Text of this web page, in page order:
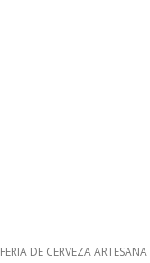
FERIA DE CERVEZA